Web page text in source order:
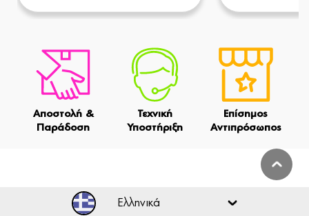
Αποστολή &
Παράδοση
Τεχνική
Υποστήριξη
Επίσημος
Αντιπρόσωπος
Ελληνικά